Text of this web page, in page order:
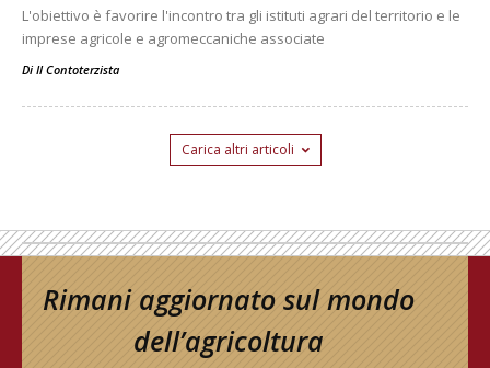
L'obiettivo è favorire l'incontro tra gli istituti agrari del territorio e le
imprese agricole e agromeccaniche associate
Di Il Contoterzista
Carica altri articoli
Rimani aggiornato sul mondo
dell’agricoltura